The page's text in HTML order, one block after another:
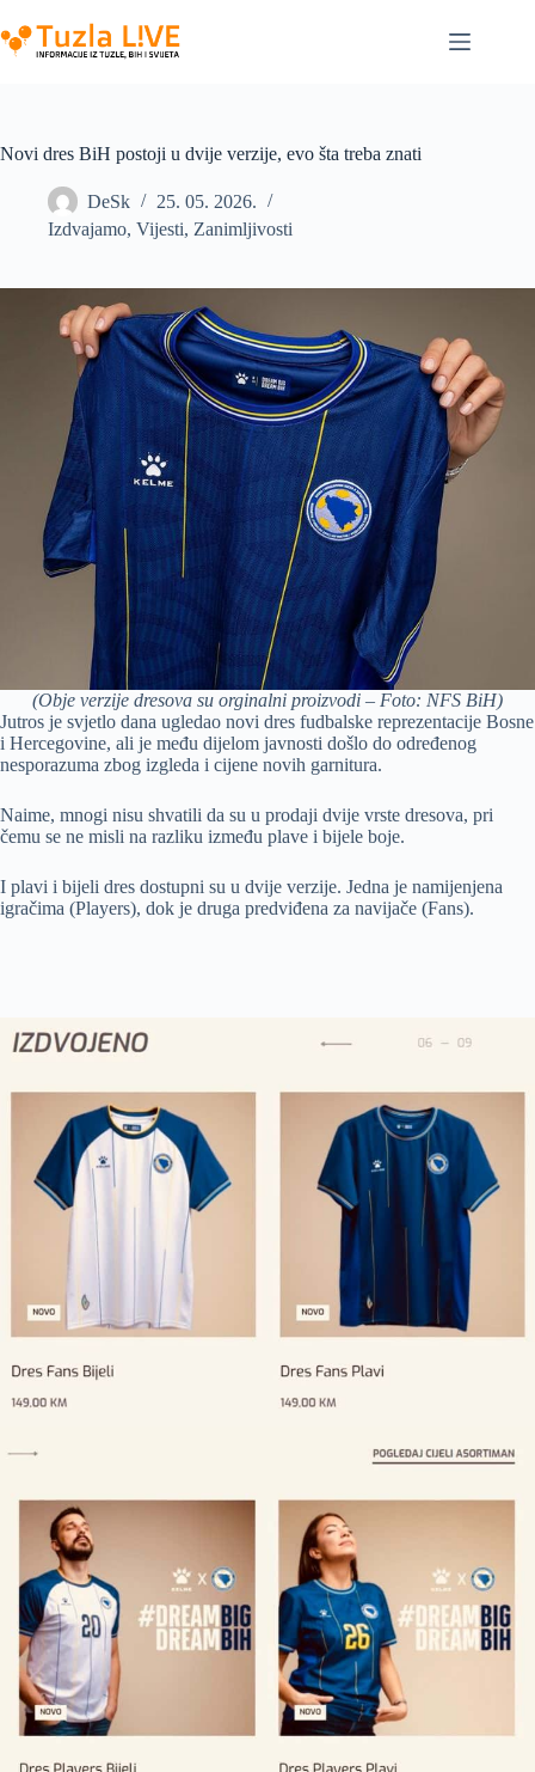
to
content
Novi dres BiH postoji u dvije verzije, evo šta treba znati
DeSk
25. 05. 2026.
Izdvajamo, Vijesti, Zanimljivosti
(Obje verzije dresova su orginalni proizvodi – Foto: NFS BiH)
Jutros je svjetlo dana ugledao novi dres fudbalske reprezentacije Bosne
i Hercegovine, ali je među dijelom javnosti došlo do određenog
nesporazuma zbog izgleda i cijene novih garnitura.
Naime, mnogi nisu shvatili da su u prodaji dvije vrste dresova, pri
čemu se ne misli na razliku između plave i bijele boje.
I plavi i bijeli dres dostupni su u dvije verzije. Jedna je namijenjena
igračima (Players), dok je druga predviđena za navijače (Fans).